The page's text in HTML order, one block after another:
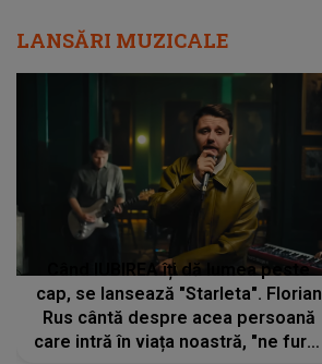
LANSĂRI MUZICALE
Când IUBIREA îți dă lumea peste
cap, se lansează "Starleta". Florian
Rus cântă despre acea persoană
care intră în viața noastră, "ne fură"